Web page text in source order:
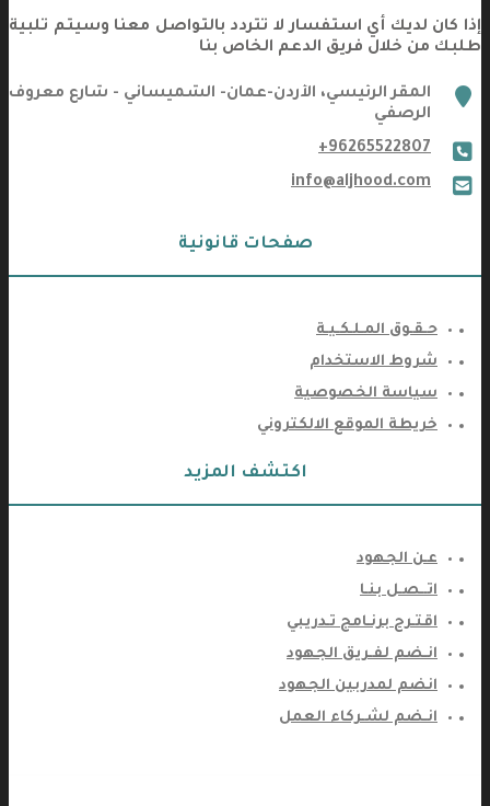
إذا كان لديك أي استفسار لا تتردد بالتواصل معنا وسيتم تلبية
طلبك من خلال فريق الدعم الخاص بنا
marker
المقر الرئيسي، الأردن-عمان- الشميساني - شارع معروف
الرصفي
phone
+96265522807
email
info@aljhood.com
صفحات قانونية
حـقـوق المـلـكـيـة
شروط الاستخدام
سياسة الخصوصية
خريطة الموقع الالكتروني
اكتشف المزيد
عـن الجهود
اتــصـل بنـا
اقتـرح برنـامج تـدريبي
انـضم لفـريق الجهود
انضم لمدربين الجهود
انـضم لشـركاء العمل